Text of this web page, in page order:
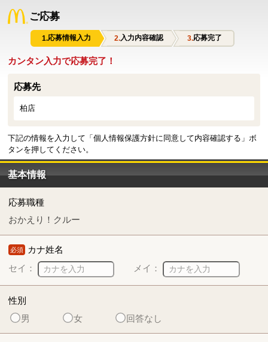
ご応募
応募情報入力 入力内容確認 応募完了
カンタン入力で応募完了！
応募先
柏店
下記の情報を入力して「個人情報保護方針に同意して内容確認する」ボ
タンを押してください。
基本情報
応募職種
おかえり！クルー
必須 カナ姓名
セイ：
メイ：
性別
男
女 回答なし